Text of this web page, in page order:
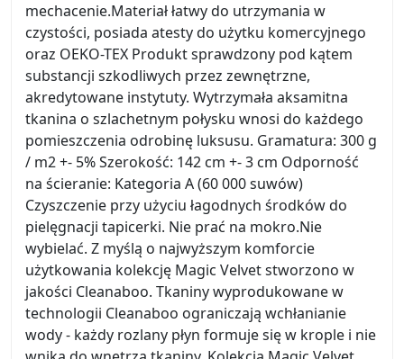
mechacenie.Materiał łatwy do utrzymania w
czystości, posiada atesty do użytku komercyjnego
oraz OEKO-TEX Produkt sprawdzony pod kątem
substancji szkodliwych przez zewnętrzne,
akredytowane instytuty. Wytrzymała aksamitna
tkanina o szlachetnym połysku wnosi do każdego
pomieszczenia odrobinę luksusu. Gramatura: 300 g
/ m2 +- 5% Szerokość: 142 cm +- 3 cm Odporność
na ścieranie: Kategoria A (60 000 suwów)
Czyszczenie przy użyciu łagodnych środków do
pielęgnacji tapicerki. Nie prać na mokro.Nie
wybielać. Z myślą o najwyższym komforcie
użytkowania kolekcję Magic Velvet stworzono w
jakości Cleanaboo. Tkaniny wyprodukowane w
technologii Cleanaboo ograniczają wchłanianie
wody - każdy rozlany płyn formuje się w krople i nie